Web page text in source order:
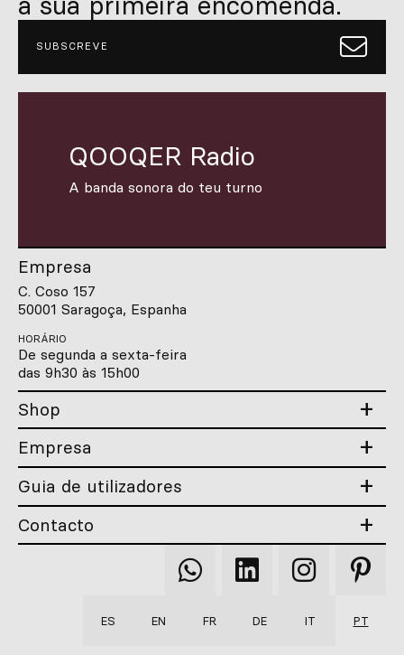
SUBSCREVE
QOOQER Radio
A banda sonora do teu turno
Empresa
C. Coso 157
50001 Saragoça, Espanha
HORÁRIO
De segunda a sexta-feira
das 9h30 às 15h00
Shop
Empresa
Guia de utilizadores
Contacto
Qooqer
WhatsApp
Qooqer
Linkedin
Qooqer
Instagram
Qooqer
ES EN FR DE IT PT